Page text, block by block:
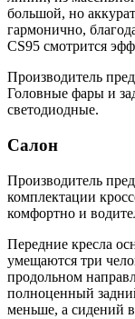
большой, но
гармонично,
CS95 смотрится
Производитель
Головные фары и
светодиодные.
Салон
Производитель
комплектации
комфортно и
Передние кресла
умещаются три
продольном
полноценный
меньше, а сидений